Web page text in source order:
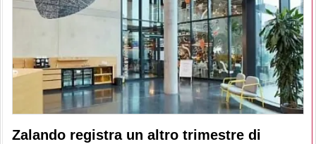
Zalando registra un altro trimestre di